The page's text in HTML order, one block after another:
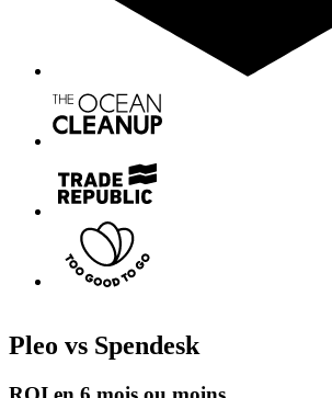
Pleo vs Spendesk